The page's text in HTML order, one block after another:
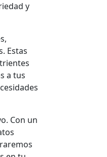
y
Estas
a tus
Con un